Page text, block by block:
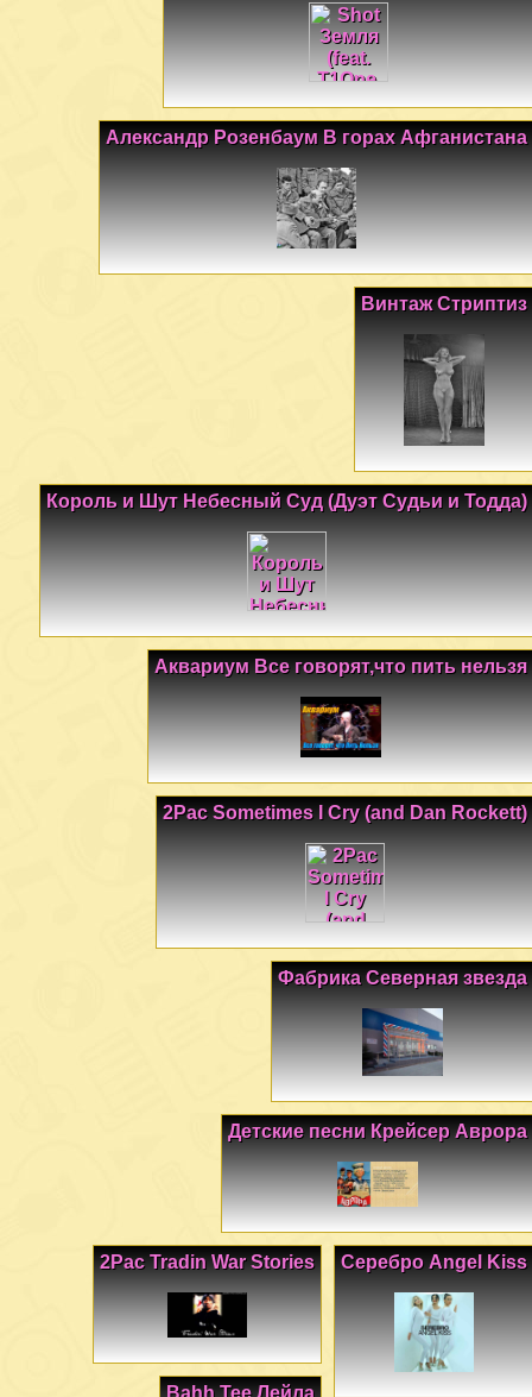
Александр Розенбаум В горах Афганистана
Винтаж Стриптиз
Король и Шут Небесный Суд (Дуэт Судьи и Тодда)
Аквариум Все говорят,что пить нельзя
2Pac Sometimes I Cry (and Dan Rockett)
Фабрика Северная звезда
Детские песни Крейсер Аврора
Серебро Angel Kiss
2Pac Tradin War Stories
Bahh Tee Лейла